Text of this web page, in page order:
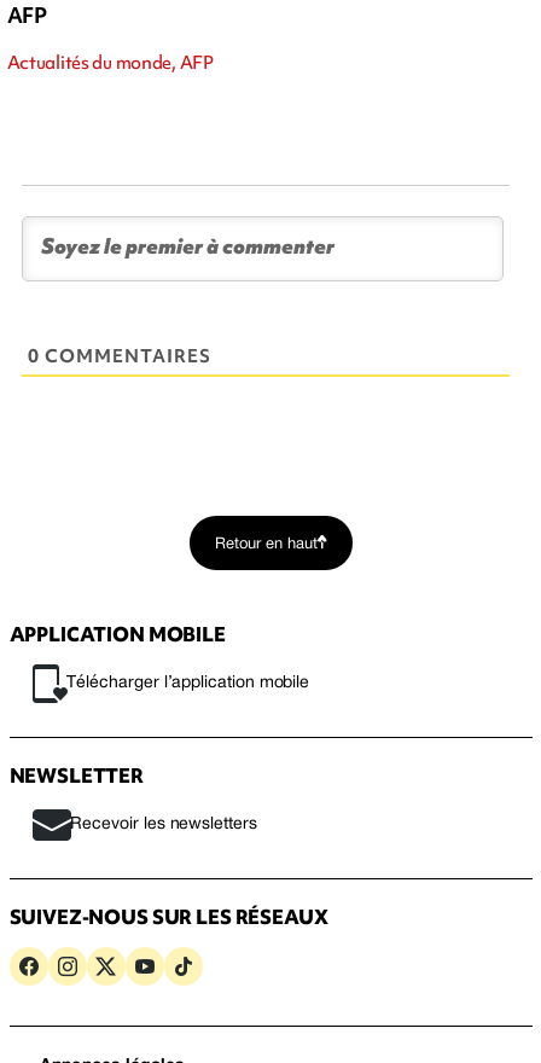
AFP
Actualités du monde, AFP
0 COMMENTAIRES
Retour en haut
APPLICATION MOBILE
Télécharger l’application mobile
NEWSLETTER
Recevoir les newsletters
SUIVEZ-NOUS SUR LES RÉSEAUX